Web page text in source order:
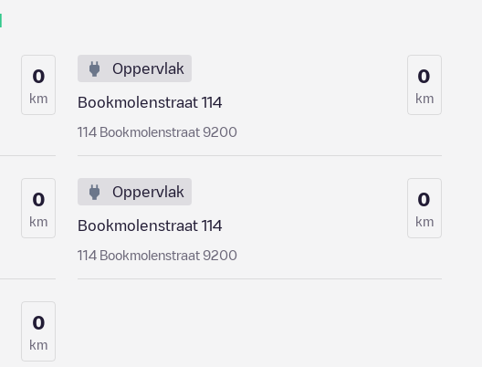
0
km
Oppervlak
Bookmolenstraat 114
114 Bookmolenstraat 9200
0
km
0
km
Oppervlak
Bookmolenstraat 114
114 Bookmolenstraat 9200
0
km
0
km